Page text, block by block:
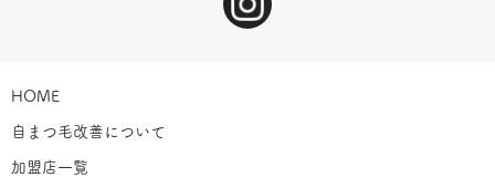
HOME
自まつ毛改善について
加盟店一覧